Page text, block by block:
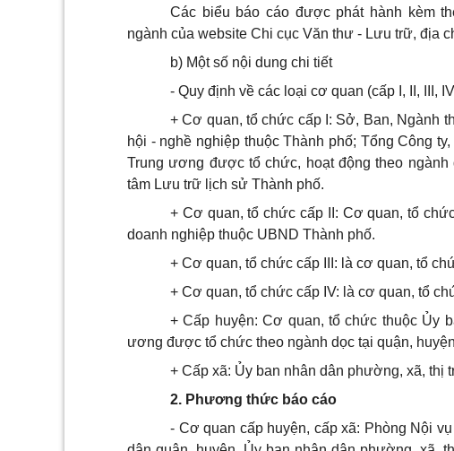
Các biểu báo cáo được phát hành kèm
ngành của website Chi cục Văn thư - Lưu trữ, địa
b) Một số nội dung chi tiết
- Quy định về các loại cơ quan (cấp I, II, III,
+ Cơ quan, tổ chức cấp I: Sở, Ban, Ngành
hội - nghề nghiệp thuộc Thành phố; Tổng Công
Trung ương được tổ chức, hoạt động theo
tâm Lưu trữ lịch sử Thành phố.
+ Cơ quan, tổ chức cấp II: Cơ quan, tổ
doanh nghiệp thuộc UBND Thành phố.
+ Cơ quan, tổ chức cấp III: là cơ quan, tổ
+ Cơ quan, tổ chức cấp IV: là cơ quan, tổ
+ Cấp huyện: Cơ quan, tổ chức thuộc Ủy
ương được tổ chức theo ngành dọc tại quận,
+ Cấp xã: Ủy ban nhân dân phường, xã, thị
2. Phương thức báo cáo
- Cơ quan cấp huyện, cấp xã: Phòng Nội